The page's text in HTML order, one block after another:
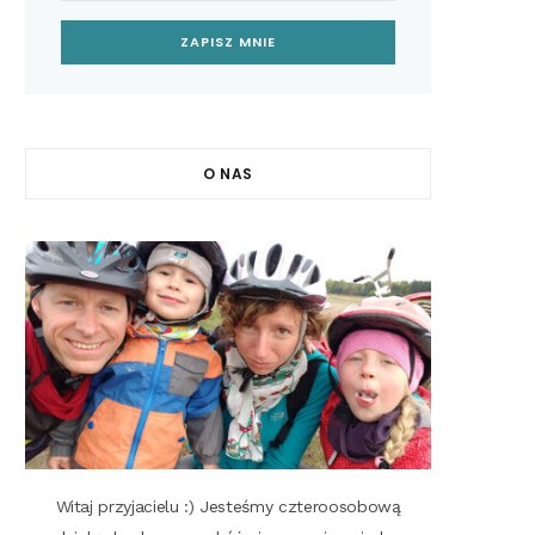
O NAS
Witaj przyjacielu :) Jesteśmy czteroosobową